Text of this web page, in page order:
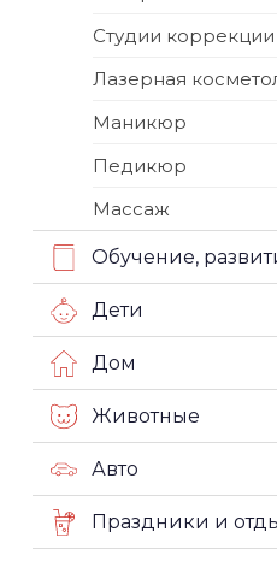
Студии
Лазерная
Маникюр
Педикюр
Массаж
Обучение,
Дети
Дом
Животные
Авто
Праздники и